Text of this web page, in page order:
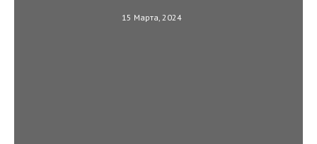
15 Марта, 2024